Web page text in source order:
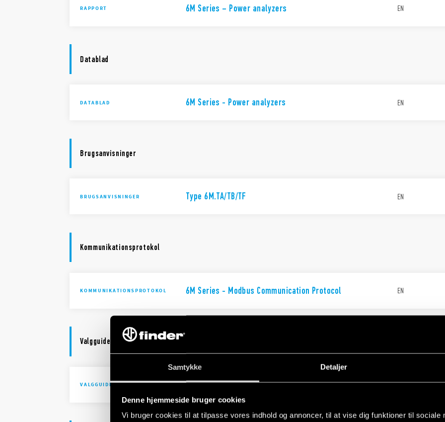
Samtykke Detaljer
Denne hjemmeside bruger cookies
Vi bruger cookies til at tilpasse vores indhold og annoncer, til at vise dig funktioner til sociale
RAPPORT 6M Series – Power analyzers EN
Datablad
DATABLAD 6M Series - Power analyzers EN
Brugsanvisninger
BRUGSANVISNINGER Type 6M.TA/TB/TF EN
Kommunikationsprotokol
KOMMUNIKATIONSPROTOKOL 6M Series - Modbus Communication Protocol EN
Valgguide
VALGGUIDE Selection Guide 6M/7M Series EN